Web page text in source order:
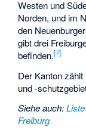
Westen und
Norden, und im
den
gibt drei
befinden.[7]
Der Kanton
und -
Siehe auch:
Freiburg